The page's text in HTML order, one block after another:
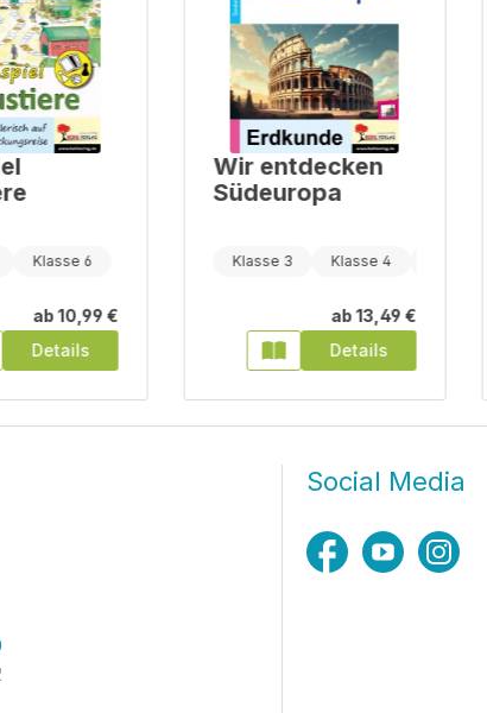
Klasse 6
ab10,99 €
Details
Wir entdecken
Südeuropa
Klasse 3 Klasse 4
ab13,49 €
Details
Social Media